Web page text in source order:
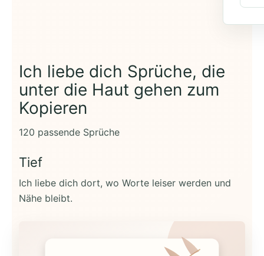
Ich liebe dich Sprüche, die
unter die Haut gehen zum
Kopieren
120 passende Sprüche
Tief
Ich liebe dich dort, wo Worte leiser werden und
Nähe bleibt.